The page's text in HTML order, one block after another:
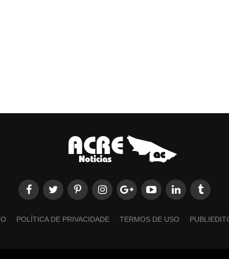
POLÍTICA DE PRIVACIDADE TERMOS DE USO